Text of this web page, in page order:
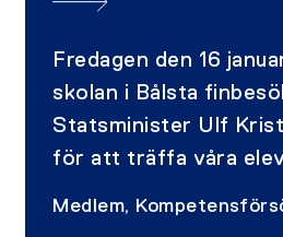
Fredagen den 16
skolan i Bålsta
Statsminister Ulf
för att träffa våra
Medlem,